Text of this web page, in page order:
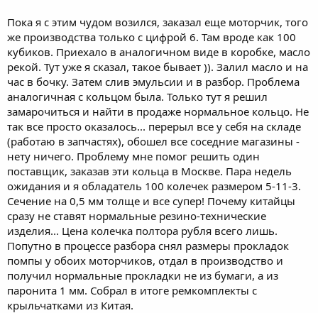
Пока я с этим чудом возился, заказал еще моторчик, того
же производства только с цифрой 6. Там вроде как 100
кубиков. Приехало в аналогичном виде в коробке, масло
рекой. Тут уже я сказал, такое бывает )). Залил масло и на
час в бочку. Затем слив эмульсии и в разбор. Проблема
аналогичная с кольцом была. Только тут я решил
замарочиться и найти в продаже нормальное кольцо. Не
так все просто оказалось... перерыл все у себя на складе
(работаю в запчастях), обошел все соседние магазины -
нету ничего. Проблему мне помог решить один
поставщик, заказав эти кольца в Москве. Пара недель
ожидания и я обладатель 100 колечек размером 5-11-3.
Сечение на 0,5 мм толще и все супер! Почему китайцы
сразу не ставят нормальные резино-технические
изделия... Цена колечка полтора рубля всего лишь.
Попутно в процессе разбора снял размеры прокладок
помпы у обоих моторчиков, отдал в производство и
получил нормальные прокладки не из бумаги, а из
паронита 1 мм. Собрал в итоге ремкомплекты с
крыльчатками из Китая.